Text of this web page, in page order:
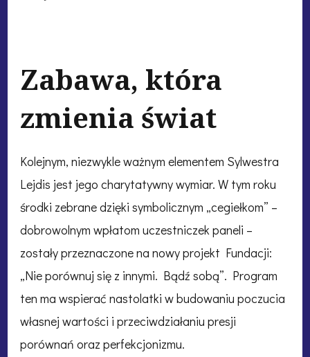
Zabawa, która
zmienia świat
Kolejnym, niezwykle ważnym elementem Sylwestra
Lejdis jest jego charytatywny wymiar. W tym roku
środki zebrane dzięki symbolicznym „cegiełkom” –
dobrowolnym wpłatom uczestniczek paneli –
zostały przeznaczone na nowy projekt Fundacji:
„Nie porównuj się z innymi. Bądź sobą”. Program
ten ma wspierać nastolatki w budowaniu poczucia
własnej wartości i przeciwdziałaniu presji
porównań oraz perfekcjonizmu.